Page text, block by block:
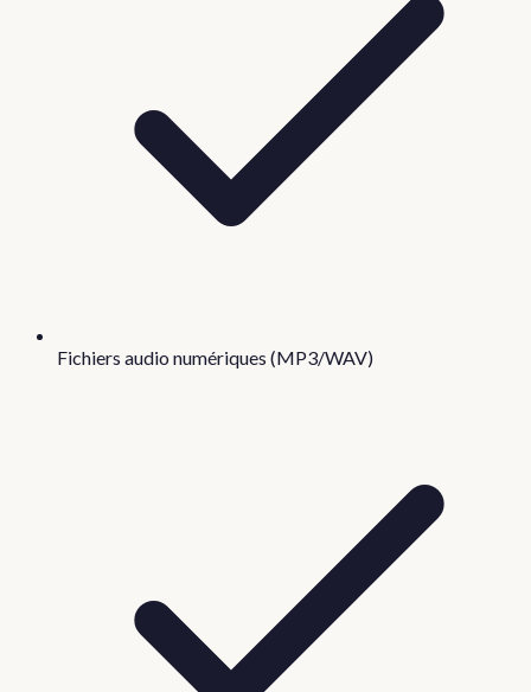
Fichiers audio numériques (MP3/WAV)